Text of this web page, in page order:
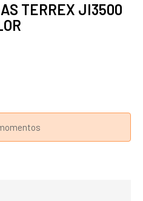
TERREX JI3500